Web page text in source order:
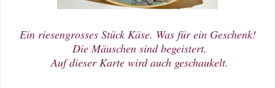
Ein riesengrosses Stück Käse. Was für ein Geschenk!
Die Mäuschen sind begeistert.
Auf dieser Karte wird auch geschaukelt.